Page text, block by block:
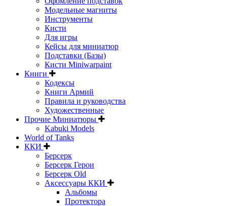
Модельные магниты
Инструменты
Кисти
Для игры
Кейсы для миниатюр
Подставки (Базы)
Кисти Miniwarpaint
Книги
Кодексы
Книги Армий
Правила и руководства
Художественные
Прочие Миниатюры
Kabuki Models
World of Tanks
ККИ
Берсерк
Берсерк Герои
Берсерк Old
Аксессуары ККИ
Альбомы
Протектора